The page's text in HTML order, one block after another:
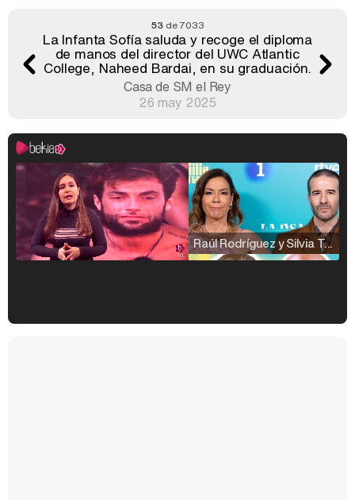
53de 7033
La Infanta Sofía saluda y recoge el diploma
de manos del director del UWC Atlantic
College, Naheed Bardai, en su graduación.
Casa de SM el Rey
26 may 2025
Raúl Rodríguez y Silvia Taulés nos cuentan su papel en 'La familia de la tele'